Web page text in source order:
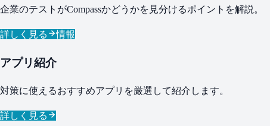
企業のテストがCompassかどうかを見分けるポイントを解説。
詳しく見る 情報
アプリ紹介
対策に使えるおすすめアプリを厳選して紹介します。
詳しく見る